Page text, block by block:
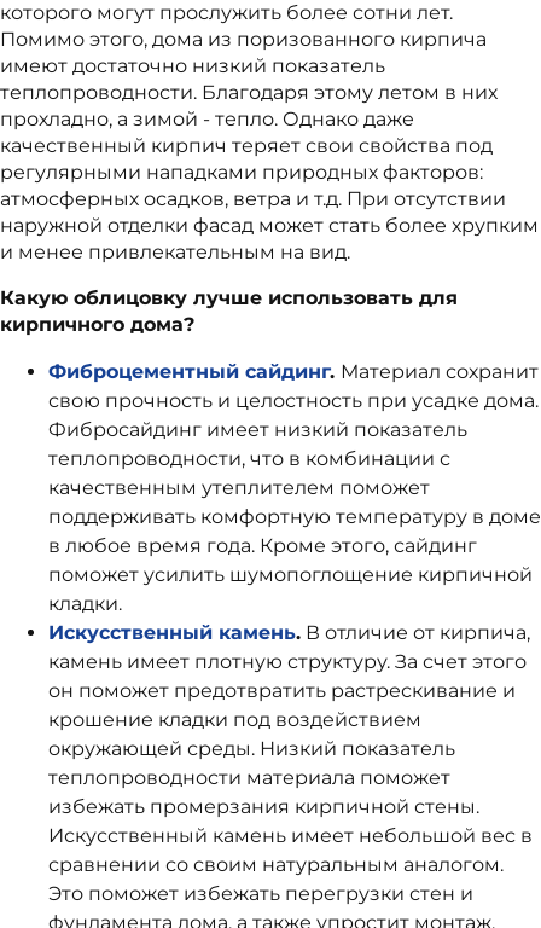
которого могут прослужить более сотни лет.
Помимо этого, дома из поризованного кирпича
имеют достаточно низкий показатель
теплопроводности. Благодаря этому летом в них
прохладно, а зимой - тепло. Однако даже
качественный кирпич теряет свои свойства под
регулярными нападками природных факторов:
атмосферных осадков, ветра и т.д. При отсутствии
наружной отделки фасад может стать более хрупким
и менее привлекательным на вид.
Какую облицовку лучше использовать для
кирпичного дома?
Фиброцементный сайдинг. Материал сохранит
свою прочность и целостность при усадке дома.
Фибросайдинг имеет низкий показатель
теплопроводности, что в комбинации с
качественным утеплителем поможет
поддерживать комфортную температуру в доме
в любое время года. Кроме этого, сайдинг
поможет усилить шумопоглощение кирпичной
кладки.
Искусственный камень. В отличие от кирпича,
камень имеет плотную структуру. За счет этого
он поможет предотвратить растрескивание и
крошение кладки под воздействием
окружающей среды. Низкий показатель
теплопроводности материала поможет
избежать промерзания кирпичной стены.
Искусственный камень имеет небольшой вес в
сравнении со своим натуральным аналогом.
Это поможет избежать перегрузки стен и
фундамента дома, а также упростит монтаж.